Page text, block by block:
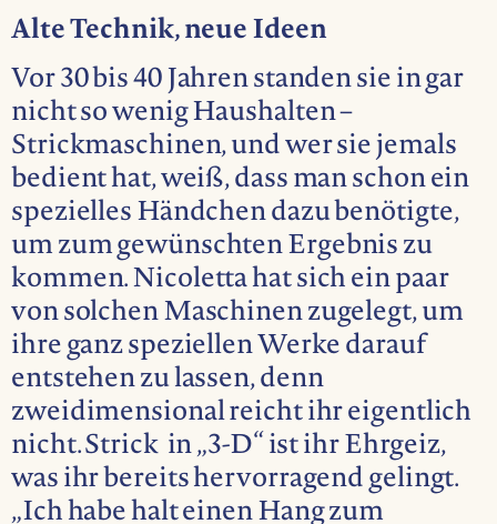
Alte Technik, neue Ideen
Vor 30 bis 40 Jahren standen sie in gar
nicht so wenig Haushalten –
Strickmaschinen, und wer sie jemals
bedient hat, weiß, dass man schon ein
spezielles Händchen dazu benötigte,
um zum gewünschten Ergebnis zu
kommen. Nicoletta hat sich ein paar
von solchen Maschinen zugelegt, um
ihre ganz speziellen Werke darauf
entstehen zu lassen, denn
zweidimensional reicht ihr eigentlich
nicht. Strick in „3-D“ ist ihr Ehrgeiz,
was ihr bereits hervorragend gelingt.
„Ich habe halt einen Hang zum